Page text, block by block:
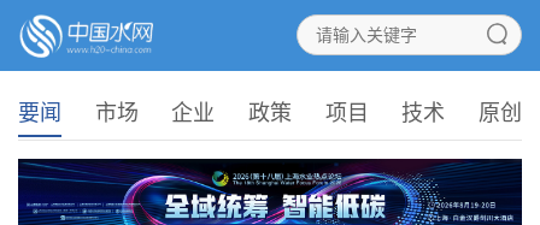
要闻 市场 企业 政策 项目 技术 原创